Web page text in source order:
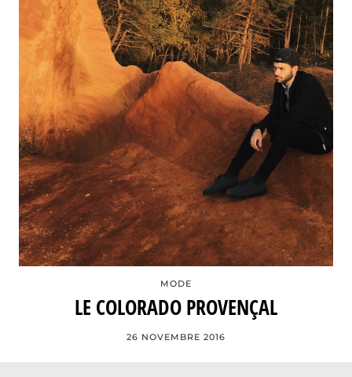
MODE
LE COLORADO PROVENÇAL
26 NOVEMBRE 2016